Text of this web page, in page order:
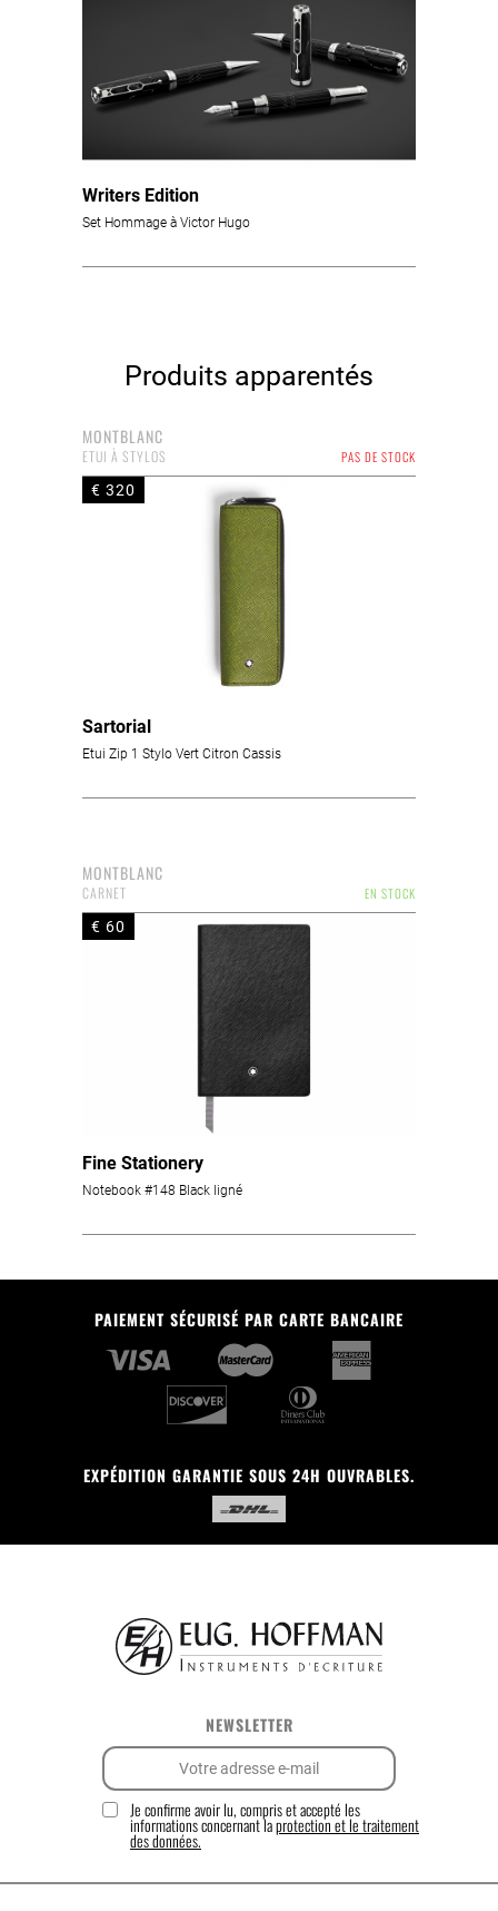
Writers Edition
Set Hommage à Victor Hugo
Produits apparentés
MONTBLANC
PAS DE STOCK
ETUI À STYLOS
€ 320
Sartorial
Etui Zip 1 Stylo Vert Citron Cassis
MONTBLANC
EN STOCK
CARNET
€ 60
Fine Stationery
Notebook #148 Black ligné
PAIEMENT SÉCURISÉ PAR CARTE BANCAIRE
EXPÉDITION GARANTIE SOUS 24H OUVRABLES.
NEWSLETTER
Je confirme avoir lu, compris et accepté les
informations concernant laprotection et le traitement
des données.